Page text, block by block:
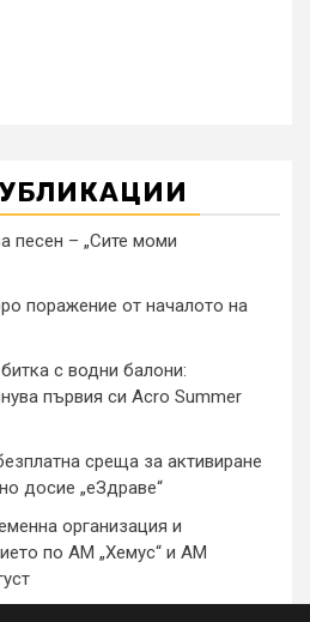
песен – „Сите моми
поражение от началото на
с водни балони:
първия си Acro Summer
среща за активиране
досие „еЗдраве“
организация и
по АМ „Хемус“ и АМ